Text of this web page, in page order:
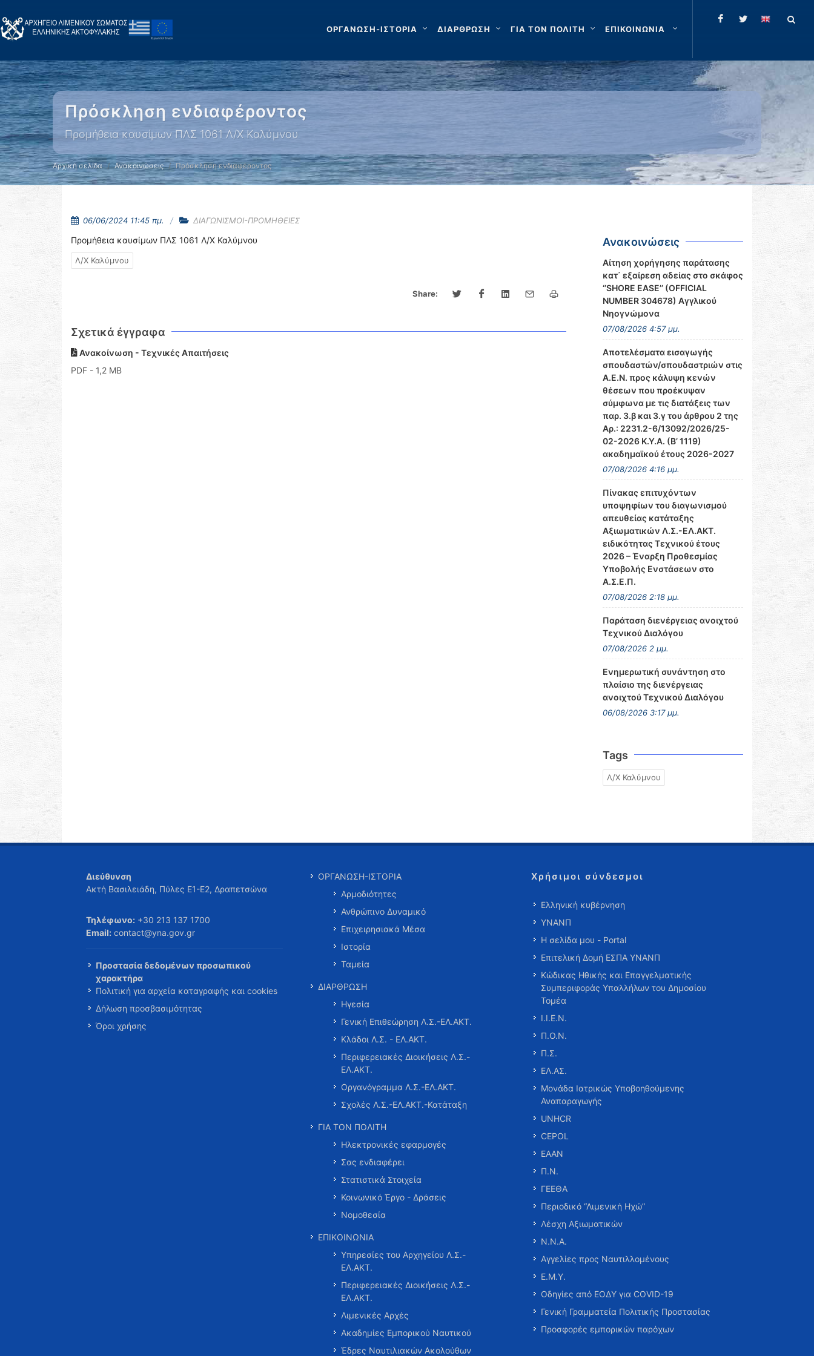
ΟΡΓΑΝΩΣΗ-ΙΣΤΟΡΙΑ ΔΙΑΡΘΡΩΣΗ ΓΙΑ ΤΟΝ ΠΟΛΙΤΗ ΕΠΙΚΟΙΝΩΝΙΑ
Πρόσκληση ενδιαφέροντος
Προμήθεια καυσίμων ΠΛΣ 1061 Λ/Χ Καλύμνου
Αρχική σελίδα Ανακοινώσεις Πρόσκληση ενδιαφέροντος
06/06/2024 11:45 πμ. ΔΙΑΓΩΝΙΣΜΟΙ-ΠΡΟΜΗΘΕΙΕΣ
Προμήθεια καυσίμων ΠΛΣ 1061 Λ/Χ Καλύμνου
Λ/Χ Καλύμνου
Share:
Σχετικά έγγραφα
Ανακοίνωση - Τεχνικές Απαιτήσεις
PDF - 1,2 MB
Ανακοινώσεις
Αίτηση χορήγησης παράτασης
κατ΄ εξαίρεση αδείας στο σκάφος
‘’SHORE EASE’’ (OFFICIAL
NUMBER 304678) Αγγλικού
Νηογνώμονα
07/08/2026 4:57 μμ.
Αποτελέσματα εισαγωγής
σπουδαστών/σπουδαστριών στις
Α.Ε.Ν. προς κάλυψη κενών
θέσεων που προέκυψαν
σύμφωνα με τις διατάξεις των
παρ. 3.β και 3.γ του άρθρου 2 της
Αρ.: 2231.2-6/13092/2026/25-
02-2026 Κ.Υ.Α. (Β’ 1119)
ακαδημαϊκού έτους 2026-2027
07/08/2026 4:16 μμ.
Πίνακας επιτυχόντων
υποψηφίων του διαγωνισμού
απευθείας κατάταξης
Αξιωματικών Λ.Σ.-ΕΛ.ΑΚΤ.
ειδικότητας Τεχνικού έτους
2026 – Έναρξη Προθεσμίας
Υποβολής Ενστάσεων στο
Α.Σ.Ε.Π.
07/08/2026 2:18 μμ.
Παράταση διενέργειας ανοιχτού
Τεχνικού Διαλόγου
07/08/2026 2 μμ.
Ενημερωτική συνάντηση στο
πλαίσιο της διενέργειας
ανοιχτού Τεχνικού Διαλόγου
06/08/2026 3:17 μμ.
Tags
Λ/Χ Καλύμνου
Διεύθυνση
Ακτή Βασιλειάδη, Πύλες Ε1-Ε2, Δραπετσώνα
Τηλέφωνο: +30 213 137 1700
Email: contact@yna.gov.gr
Προστασία δεδομένων προσωπικού
χαρακτήρα
Πολιτική για αρχεία καταγραφής και cookies
Δήλωση προσβασιμότητας
Όροι χρήσης
ΟΡΓΑΝΩΣΗ-ΙΣΤΟΡΙΑ
Αρμοδιότητες
Ανθρώπινο Δυναμικό
Επιχειρησιακά Μέσα
Ιστορία
Ταμεία
ΔΙΑΡΘΡΩΣΗ
Ηγεσία
Γενική Επιθεώρηση Λ.Σ.-ΕΛ.ΑΚΤ.
Κλάδοι Λ.Σ. - ΕΛ.ΑΚΤ.
Περιφερειακές Διοικήσεις Λ.Σ.-
ΕΛ.ΑΚΤ.
Οργανόγραμμα Λ.Σ.-ΕΛ.ΑΚΤ.
Σχολές Λ.Σ.-ΕΛ.ΑΚΤ.-Κατάταξη
ΓΙΑ ΤΟΝ ΠΟΛΙΤΗ
Ηλεκτρονικές εφαρμογές
Σας ενδιαφέρει
Στατιστικά Στοιχεία
Κοινωνικό Έργο - Δράσεις
Νομοθεσία
ΕΠΙΚΟΙΝΩΝΙΑ
Υπηρεσίες του Αρχηγείου Λ.Σ.-
ΕΛ.ΑΚΤ.
Περιφερειακές Διοικήσεις Λ.Σ.-
ΕΛ.ΑΚΤ.
Λιμενικές Αρχές
Ακαδημίες Εμπορικού Ναυτικού
Έδρες Ναυτιλιακών Ακολούθων
Χρήσιμοι σύνδεσμοι
Ελληνική κυβέρνηση
ΥΝΑΝΠ
Η σελίδα μου - Portal
Επιτελική Δομή ΕΣΠΑ ΥΝΑΝΠ
Κώδικας Ηθικής και Επαγγελματικής
Συμπεριφοράς Υπαλλήλων του Δημοσίου
Τομέα
Ι.Ι.Ε.Ν.
Π.Ο.Ν.
Π.Σ.
ΕΛ.ΑΣ.
Μονάδα Ιατρικώς Υποβοηθούμενης
Αναπαραγωγής
UNHCR
CEPOL
ΕΑΑΝ
Π.Ν.
ΓΕΕΘΑ
Περιοδικό “Λιμενική Ηχώ”
Λέσχη Αξιωματικών
Ν.Ν.Α.
Αγγελίες προς Ναυτιλλομένους
Ε.Μ.Υ.
Οδηγίες από ΕΟΔΥ για COVID-19
Γενική Γραμματεία Πολιτικής Προστασίας
Προσφορές εμπορικών παρόχων